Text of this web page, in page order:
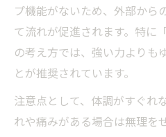
プ機能がないため、外部から
て流れが促進されます。特に
の考え方では、強い力よりも
とが推奨されています。
注意点として、体調がすぐれ
れや痛みがある場合は無理を